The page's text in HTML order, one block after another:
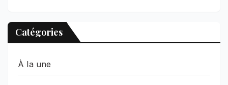
Catégories
À la une